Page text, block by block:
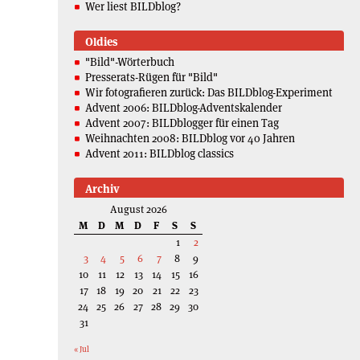
Wer liest BILDblog?
Oldies
"Bild"-Wörterbuch
Presserats-Rügen für "Bild"
Wir fotografieren zurück: Das BILDblog-Experiment
Advent 2006: BILDblog-Adventskalender
Advent 2007: BILDblogger für einen Tag
Weihnachten 2008: BILDblog vor 40 Jahren
Advent 2011: BILDblog classics
Archiv
August 2026
M
D M D F S
S
1
2
3
4 5 6 7 8
9
10
11 12 13 14 15
16
17 18 19 20 21 22
23
24 25 26 27 28 29 30
31
« Jul